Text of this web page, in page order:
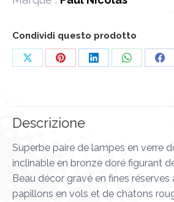
Condividi questo prodotto
CondividiCondividiCondividiCondividi
Descrizione
Superbe paire de lampes en verre
inclinable en bronze doré figurant
Beau décor gravé en fines réserves
papillons en vols et de chatons